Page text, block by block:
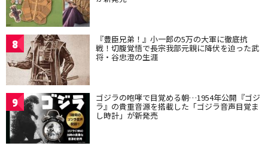
8 『豊臣兄弟！』小一郎の5万の大軍に徹底抗
戦！切腹覚悟で長宗我部元親に降伏を迫った武
将・谷忠澄の生涯
9 ゴジラの咆哮で目覚める朝…1954年公開『ゴジ
ラ』の貴重音源を搭載した「ゴジラ音声目覚ま
し時計」が新発売